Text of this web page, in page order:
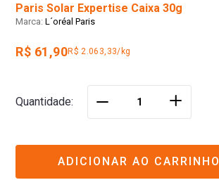
Paris Solar Expertise Caixa 30g
L´oréal Paris
R$ 61,90R$ 2.063,33/kg
Quantidade ＋
ADICIONAR AO CARRINHO